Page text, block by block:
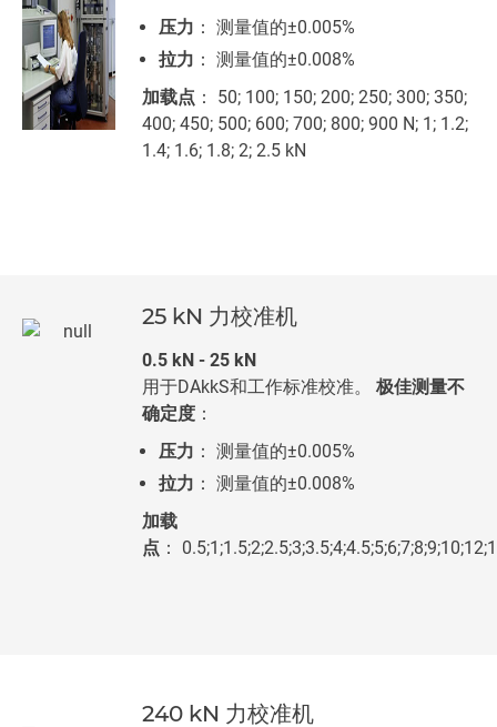
压力 ： 测量值的±0.005%
拉力 ： 测量值的±0.008%
加载点 ： 50; 100; 150; 200; 250; 300; 350;
400; 450; 500; 600; 700; 800; 900 N; 1; 1.2;
1.4; 1.6; 1.8; 2; 2.5 kN
25 kN 力校准机
0.5 kN - 25 kN
用于DAkkS和工作标准校准。 极佳测量不
确定度：
压力 ： 测量值的±0.005%
拉力 ： 测量值的±0.008%
加载
点 ：
240 kN 力校准机